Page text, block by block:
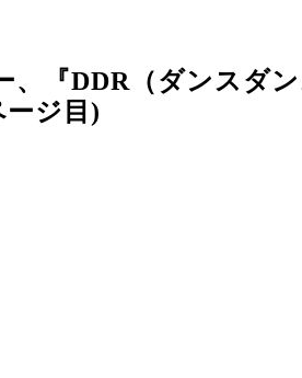
、『DDR（ダンスダ
ジ目)